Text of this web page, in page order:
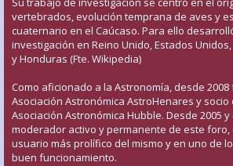
vertebrados, evolución temprana de aves y
cuaternario en el Caúcaso. Para ello
investigación en Reino Unido, Estados
y Honduras (Fte. Wikipedia)
Como aficionado a la Astronomía, desde
Asociación Astronómica AstroHenares y
Asociación Astronómica Hubble. Desde 2005
moderador activo y permanente de este
usuario más prolífico del mismo y en uno de
buen funcionamiento.